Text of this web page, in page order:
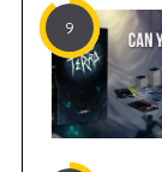
9